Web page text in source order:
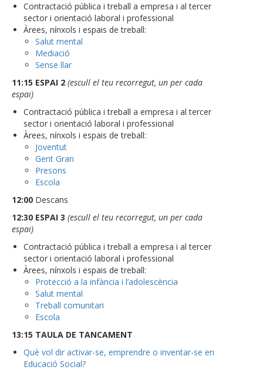
Contractació pública i treball a empresa i al tercer
sector i orientació laboral i professional
Àrees, nínxols i espais de treball:
Salut mental
Mediació
Sense llar
11:15 ESPAI 2 (escull el teu recorregut, un per cada
espai)
Contractació pública i treball a empresa i al tercer
sector i orientació laboral i professional
Àrees, nínxols i espais de treball:
Joventut
Gent Gran
Presons
Escola
12:00 Descans
12:30 ESPAI 3 (escull el teu recorregut, un per cada
espai)
Contractació pública i treball a empresa i al tercer
sector i orientació laboral i professional
Àrees, nínxols i espais de treball:
Protecció a la infància i l’adolescència
Salut mental
Treball comunitari
Escola
13:15 TAULA DE TANCAMENT
Què vol dir activar-se, emprendre o inventar-se en
Educació Social?